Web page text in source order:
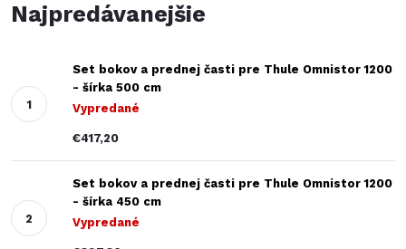
Najpredávanejšie
Set bokov a prednej časti pre Thule Omnistor 1200
- šírka 500 cm
Vypredané
€417,20
Set bokov a prednej časti pre Thule Omnistor 1200
- šírka 450 cm
Vypredané